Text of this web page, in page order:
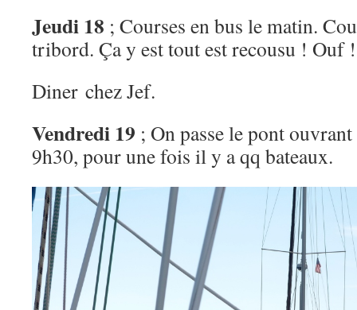
Jeudi 18 ; Courses en bus le matin.
tribord. Ça y est tout est recousu !
Diner chez Jef.
Vendredi 19 ; On passe le pont
9h30, pour une fois il y a qq bateaux.